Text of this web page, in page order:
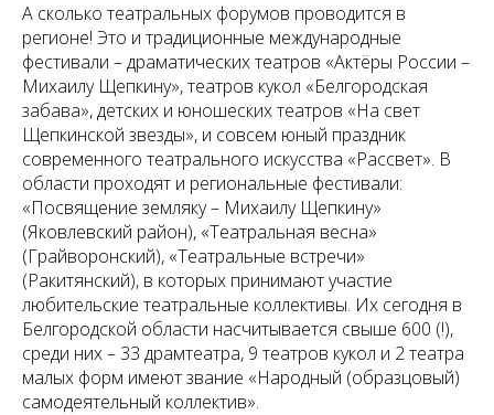
А сколько театральных форумов проводится в
регионе! Это и традиционные международные
фестивали – драматических театров «Актёры России –
Михаилу Щепкину», театров кукол «Белгородская
забава», детских и юношеских театров «На свет
Щепкинской звезды», и совсем юный праздник
современного театрального искусства «Рассвет». В
области проходят и региональные фестивали:
«Посвящение земляку – Михаилу Щепкину»
(Яковлевский район), «Театральная весна»
(Грайворонский), «Театральные встречи»
(Ракитянский), в которых принимают участие
любительские театральные коллективы. Их сегодня в
Белгородской области насчитывается свыше 600 (!),
среди них – 33 драмтеатра, 9 театров кукол и 2 театра
малых форм имеют звание «Народный (образцовый)
самодеятельный коллектив».